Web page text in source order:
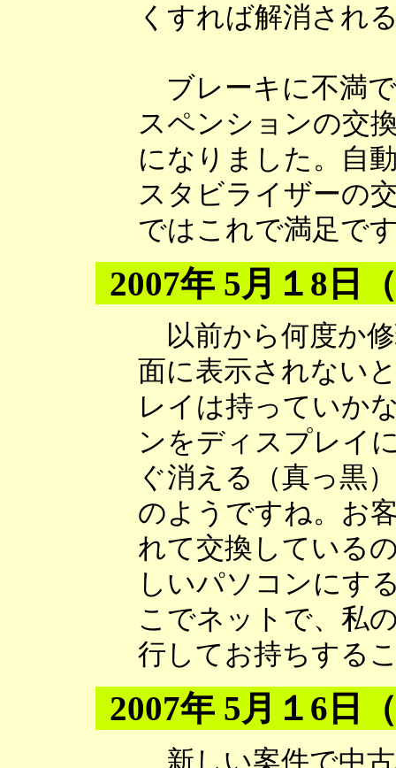
くすれば解消され
ブレーキに不満
スペンションの交
になりました。自
スタビライザーの
ではこれで満足で
2007年 5月１8日
以前から何度か
面に表示されない
レイは持っていか
ンをディスプレイ
ぐ消える（真っ黒
のようですね。お
れて交換している
しいパソコンにす
こでネットで、私
行してお持ちする
2007年 5月１6日
新しい案件で中